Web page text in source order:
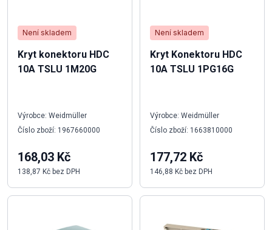
Není skladem
Kryt konektoru HDC
10A TSLU 1M20G
Výrobce: Weidmüller
Číslo zboží: 1967660000
168,03 Kč
138,87 Kč bez DPH
Není skladem
Kryt Konektoru HDC
10A TSLU 1PG16G
Výrobce: Weidmüller
Číslo zboží: 1663810000
177,72 Kč
146,88 Kč bez DPH